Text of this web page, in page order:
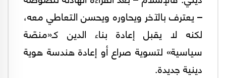
– يعترف بالآخر ويحاوره ويحسن التعاطي معه،
لكنه لا يقبل إعادة بناء الدين كـ«منصّة
سياسية» لتسوية صراع أو إعادة هندسة هوية
دينية جديدة.